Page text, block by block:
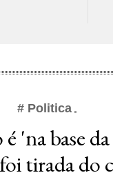
# Politica
'na base
tirada do